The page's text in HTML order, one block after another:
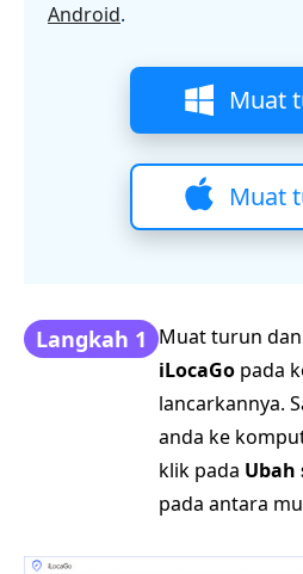
Android.
Muat
Muat
Langkah 1 Muat turun
iLocaGo pada
lancarkannya.
anda ke
klik pada Ubah
pada antara